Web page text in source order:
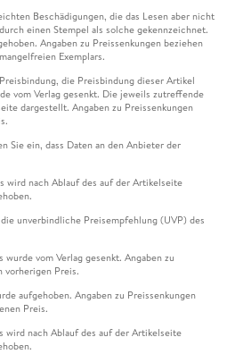
Beschädigungen, die das Lesen aber nicht
einen Stempel als solche gekennzeichnet.
Angaben zu Preissenkungen beziehen
Exemplars.
die Preisbindung dieser Artikel
vom Verlag gesenkt. Die jeweils zutreffende
dargestellt. Angaben zu Preissenkungen
Sie ein, dass Daten an den Anbieter der
wird nach Ablauf des auf der Artikelseite
unverbindliche Preisempfehlung (UVP) des
vom Verlag gesenkt. Angaben zu
vorherigen Preis.
aufgehoben. Angaben zu Preissenkungen
Preis.
wird nach Ablauf des auf der Artikelseite